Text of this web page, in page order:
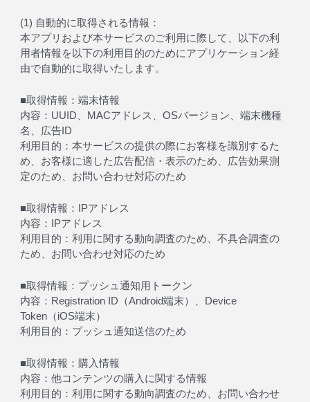
(1) 自動的に取得される情報：
本アプリおよび本サービスのご利用に際して、以下の利
用者情報を以下の利用目的のためにアプリケーション経
由で自動的に取得いたします。
■取得情報：端末情報
内容：UUID、MACアドレス、OSバージョン、端末機種
名、広告ID
利用目的：本サービスの提供の際にお客様を識別するた
め、お客様に適した広告配信・表示のため、広告効果測
定のため、お問い合わせ対応のため
■取得情報：IPアドレス
内容：IPアドレス
利用目的：利用に関する動向調査のため、不具合調査の
ため、お問い合わせ対応のため
■取得情報：プッシュ通知用トークン
内容：Registration ID（Android端末）、Device
Token（iOS端末）
利用目的：プッシュ通知送信のため
■取得情報：購入情報
内容：他コンテンツの購入に関する情報
利用目的：利用に関する動向調査のため、お問い合わせ